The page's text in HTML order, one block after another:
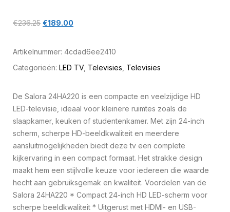
€236.25 €189.00
Artikelnummer: 4cdad6ee2410
Categorieën: LED TV, Televisies Televisies
De Salora 24HA220 is een compacte en veelzijdige HD
LED-televisie, ideaal voor kleinere ruimtes zoals de
slaapkamer, keuken of studentenkamer. Met zijn 24-inch
scherm, scherpe HD-beeldkwaliteit en meerdere
aansluitmogelijkheden biedt deze tv een complete
kijkervaring in een compact formaat. Het strakke design
maakt hem een stijlvolle keuze voor iedereen die waarde
hecht aan gebruiksgemak en kwaliteit. Voordelen van de
Salora 24HA220 * Compact 24-inch HD LED-scherm voor
scherpe beeldkwaliteit * Uitgerust met HDMI- en USB-